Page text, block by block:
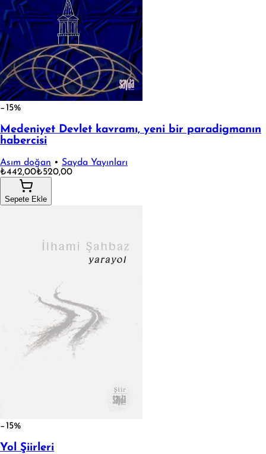
−15%
Medeniyet Devlet kavramı, yeni bir paradigmanın
habercisi
Asım doğan • Sayda Yayınları
₺442,00₺520,00
Sepete Ekle
−15%
Yol Şiirleri